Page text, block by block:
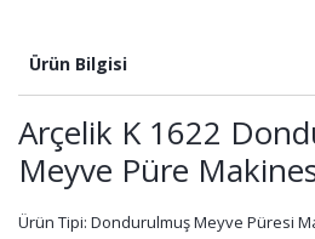
Ürün Bilgisi
Arçelik K 1622
Meyve Püre
Ürün Tipi: Dondurulmuş Meyve Püresi